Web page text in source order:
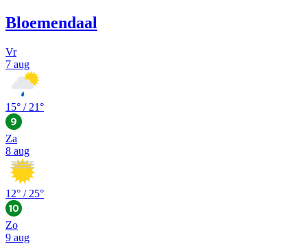
Bloemendaal
Vr
7 aug
15° / 21°
Za
8 aug
12° / 25°
Zo
9 aug